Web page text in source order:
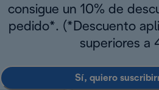
consigue un 10% de
pedido*. (*Descuento
superiores a
Sí, quiero